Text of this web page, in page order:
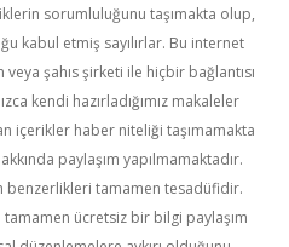
sorumluluğunu taşımakta olup,
kabul etmiş sayılırlar. Bu internet
şahıs şirketi ile hiçbir bağlantısı
kendi hazırladığımız makaleler
içerikler haber niteliği taşımamakta
paylaşım yapılmamaktadır.
benzerlikleri tamamen tesadüfidir.
tamamen ücretsiz bir bilgi paylaşım